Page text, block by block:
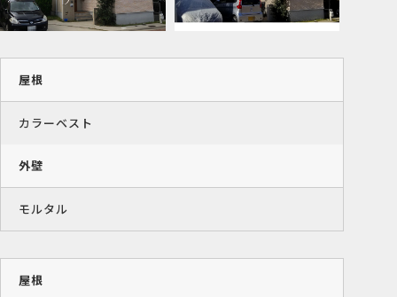
屋根
カラーベスト
外壁
モルタル
屋根